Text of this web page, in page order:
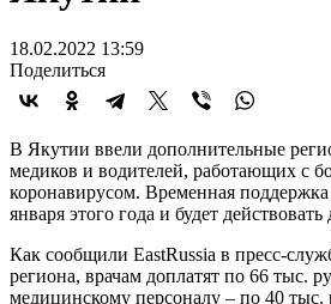
18.02.2022 13:59
Поделиться
В Якутии ввели дополнительные
медиков и водителей, работающих с
коронавирусом. Временная поддержка
января этого года и будет действовать
Как сообщили EastRussia в пресс-
региона, врачам доплатят по 66 тыс.
медицинскому персоналу – по 40